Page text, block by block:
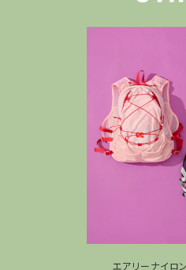
エアリーナイロ